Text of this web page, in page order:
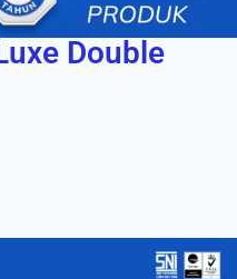
Double